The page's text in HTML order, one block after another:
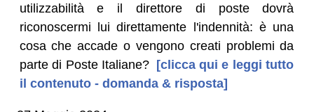
utilizzabilità e il direttore di poste dovrà
riconoscermi lui direttamente l'indennità: è una
cosa che accade o vengono creati problemi da
parte di Poste Italiane? [clicca qui e leggi tutto
il contenuto - domanda & risposta]